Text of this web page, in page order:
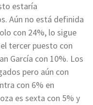
estaría
Aún no está definida
con 24%, lo sigue
tercer puesto con
García con 10%. Los
pero aún con
con 6% en
es sexta con 5% y